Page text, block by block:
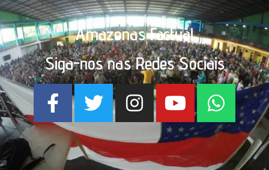
Amazonas Factual
Siga-nos nas Redes Sociais